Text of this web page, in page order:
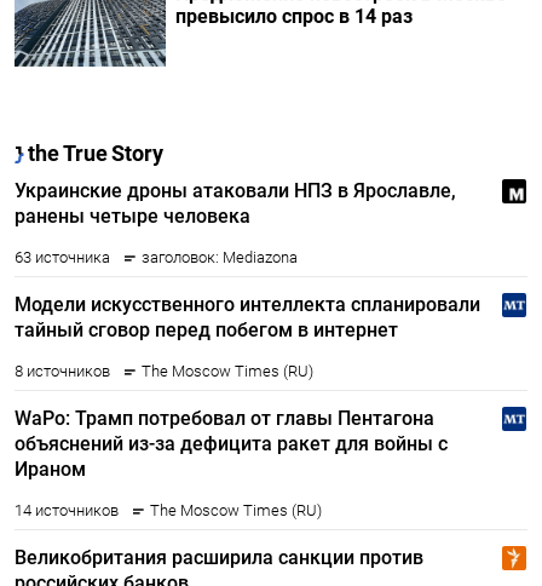
превысило спрос в 14 раз